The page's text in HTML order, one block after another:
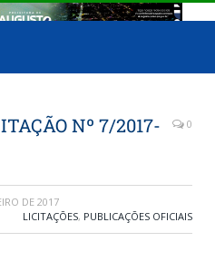
Nº 7/2017-
0
DE 2017
LICITAÇÕES, PUBLICAÇÕES OFICIAIS